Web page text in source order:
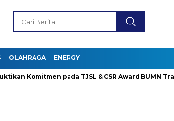
OLAHRAGA ENERGY
pada TJSL & CSR Award BUMN Track 2026